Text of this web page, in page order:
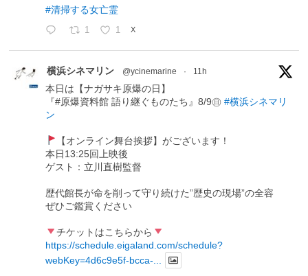
#清掃する女亡霊
1 1 X
横浜シネマリン @ycinemarine · 11h
本日は【ナガサキ原爆の日】
『#原爆資料館 語り継ぐものたち』8/9㊐#横浜シネマリ
ン
【オンライン舞台挨拶】がございます！
本日13:25回上映後
ゲスト：立川直樹監督
歴代館長が命を削って守り続けた”歴史の現場”の全容
ぜひご鑑賞ください
チケットはこちらから
https://schedule.eigaland.com/schedule?
webKey=4d6c9e5f-bcca-...